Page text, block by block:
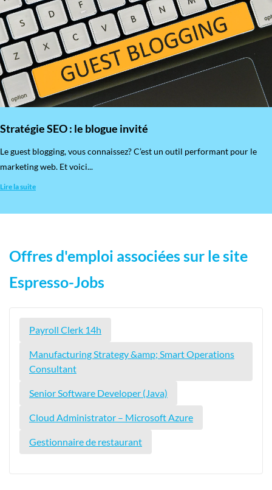
Stratégie SEO : le blogue invité
​Le guest blogging, vous connaissez? C’est un outil performant pour le
marketing web. Et voici...
Lire la suite
Offres d'emploi associées sur le site
Espresso-Jobs
Payroll Clerk 14h
Manufacturing Strategy &amp; Smart Operations
Consultant
Senior Software Developer (Java)
Cloud Administrator – Microsoft Azure
Gestionnaire de restaurant